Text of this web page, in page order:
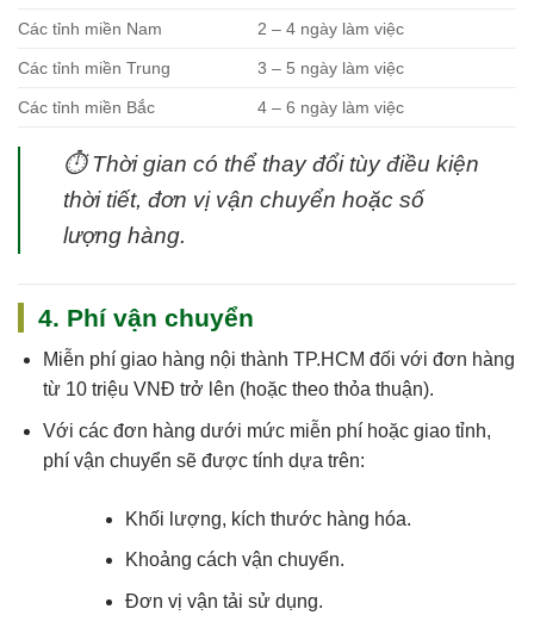
Các tỉnh miền Nam 2 – 4 ngày làm việc
Các tỉnh miền Trung 3 – 5 ngày làm việc
Các tỉnh miền Bắc 4 – 6 ngày làm việc
⏱Thời gian có thể thay đổi tùy điều kiện
thời tiết, đơn vị vận chuyển hoặc số
lượng hàng.
4. Phí vận chuyển
Miễn phí giao hàng nội thành TP.HCM đối với đơn hàng
từ 10 triệu VNĐ trở lên (hoặc theo thỏa thuận).
Với các đơn hàng dưới mức miễn phí hoặc giao tỉnh,
phí vận chuyển sẽ được tính dựa trên:
Khối lượng, kích thước hàng hóa.
Khoảng cách vận chuyển.
Đơn vị vận tải sử dụng.